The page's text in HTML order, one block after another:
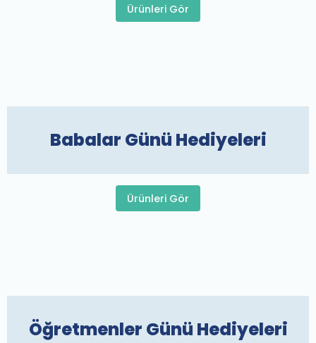
Ürünleri Gör
Babalar Günü Hediyeleri
Ürünleri Gör
Öğretmenler Günü Hediyeleri